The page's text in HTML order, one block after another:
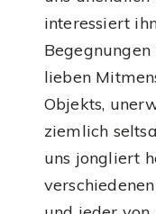
interessiert
lieben
Objekts,
ziemlich
uns jongliert